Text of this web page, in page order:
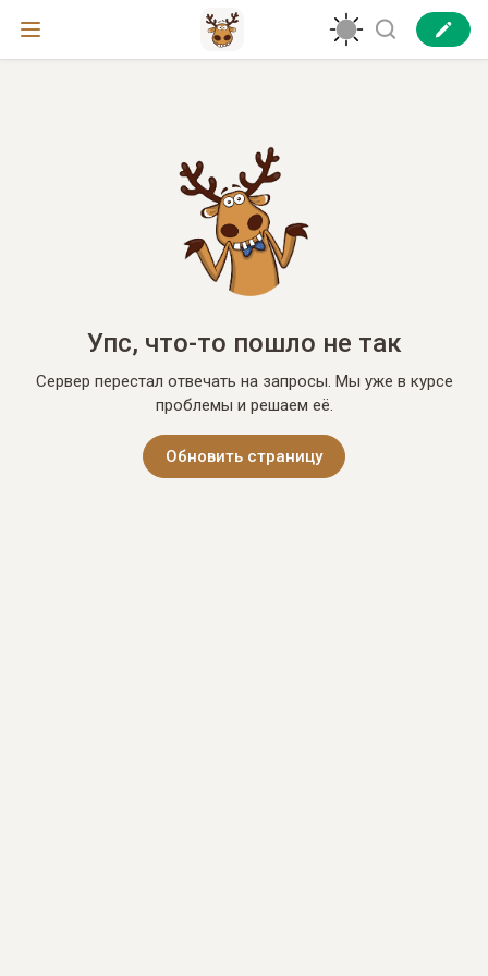
Упс, что-то пошло не так
Сервер перестал отвечать на запросы. Мы уже в курсе
проблемы и решаем её.
Обновить страницу